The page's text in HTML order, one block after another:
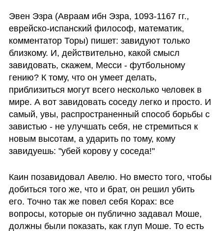
Эвен Эзра (Авраам ибн Эзра, 1093-1167 гг.,
еврейско-испанский философ, математик,
комментатор Торы) пишет: завидуют только
близкому. И, действительно, какой смысл
завидовать, скажем, Месси - футбольному
гению? К тому, что он умеет делать,
приблизиться могут всего несколько человек в
мире. А вот завидовать соседу легко и просто. И
самый, увы, распространенный способ борьбы с
завистью - не улучшать себя, не стремиться к
новым высотам, а ударить по тому, кому
завидуешь: "убей корову у соседа!"
Каин позавидовал Авелю. Но вместо того, чтобы
добиться того же, что и брат, он решил убить
его. Точно так же повел себя Корах: все
вопросы, которые он публично задавал Моше,
должны были показать, как глуп Моше. То есть